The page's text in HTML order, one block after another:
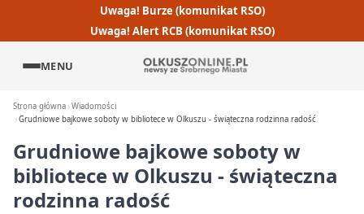
Uwaga! Burze (komunikat RSO)
Uwaga! Alert RCB (komunikat RSO)
MENU
Strona główna Wiadomości
Grudniowe bajkowe soboty w bibliotece w Olkuszu - świąteczna rodzinna radość
Grudniowe bajkowe soboty w
bibliotece w Olkuszu - świąteczna
rodzinna radość